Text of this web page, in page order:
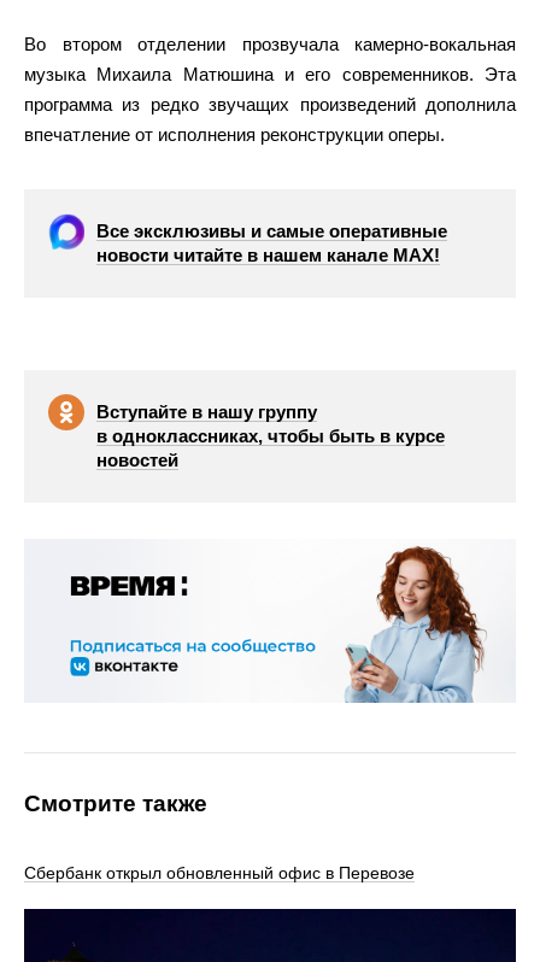
Во втором отделении прозвучала камерно-вокальная
музыка Михаила Матюшина и его современников. Эта
программа из редко звучащих произведений дополнила
впечатление от исполнения реконструкции оперы.
Все эксклюзивы и самые оперативные
новости читайте в нашем канале МАХ!
Вступайте в нашу группу
в одноклассниках, чтобы быть в курсе
новостей
Смотрите также
Сбербанк открыл обновленный офис в Перевозе